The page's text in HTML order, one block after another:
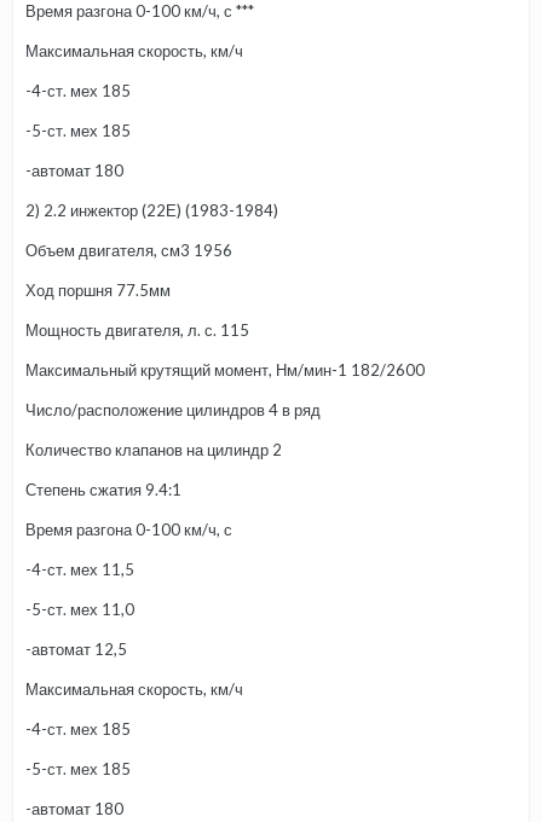
Время разгона 0-100 км/ч, с ***
Максимальная скорость, км/ч
-4-ст. мех 185
-5-ст. мех 185
-автомат 180
2) 2.2 инжектор (22Е) (1983-1984)
Объем двигателя, см3 1956
Ход поршня 77.5мм
Мощность двигателя, л. с. 115
Максимальный крутящий момент, Нм/мин-1 182/2600
Число/расположение цилиндров 4 в ряд
Количество клапанов на цилиндр 2
Степень сжатия 9.4:1
Время разгона 0-100 км/ч, с
-4-ст. мех 11,5
-5-ст. мех 11,0
-автомат 12,5
Максимальная скорость, км/ч
-4-ст. мех 185
-5-ст. мех 185
-автомат 180